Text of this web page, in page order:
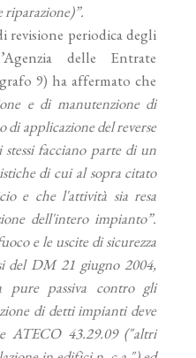
riparazione)”.
revisione periodica degli
delle Entrate
9) ha affermato che
e di manutenzione di
applicazione del reverse
facciano parte di un
di cui al sopra citato
e che l'attività sia resa
dell'intero impianto”.
e le uscite di sicurezza
del DM 21 giugno 2004,
pure passiva contro gli
di detti impianti deve
ATECO 43.29.09 ("altri